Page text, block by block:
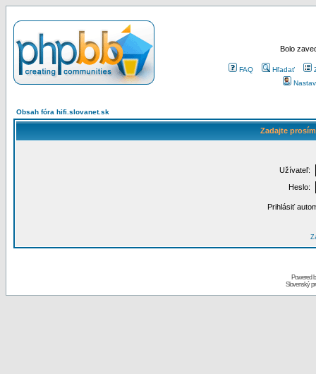
Bolo
FAQ Hľadať
Obsah fóra hifi.slovanet.sk
Zadajte
Užívateľ:
Heslo:
Prihlásiť
Powered
Slovenský